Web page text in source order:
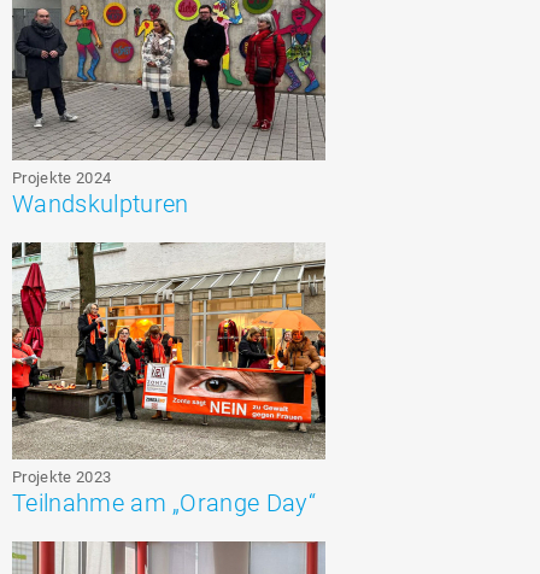
Projekte 2024
Wandskulpturen
Projekte 2023
Teilnahme am „Orange Day“